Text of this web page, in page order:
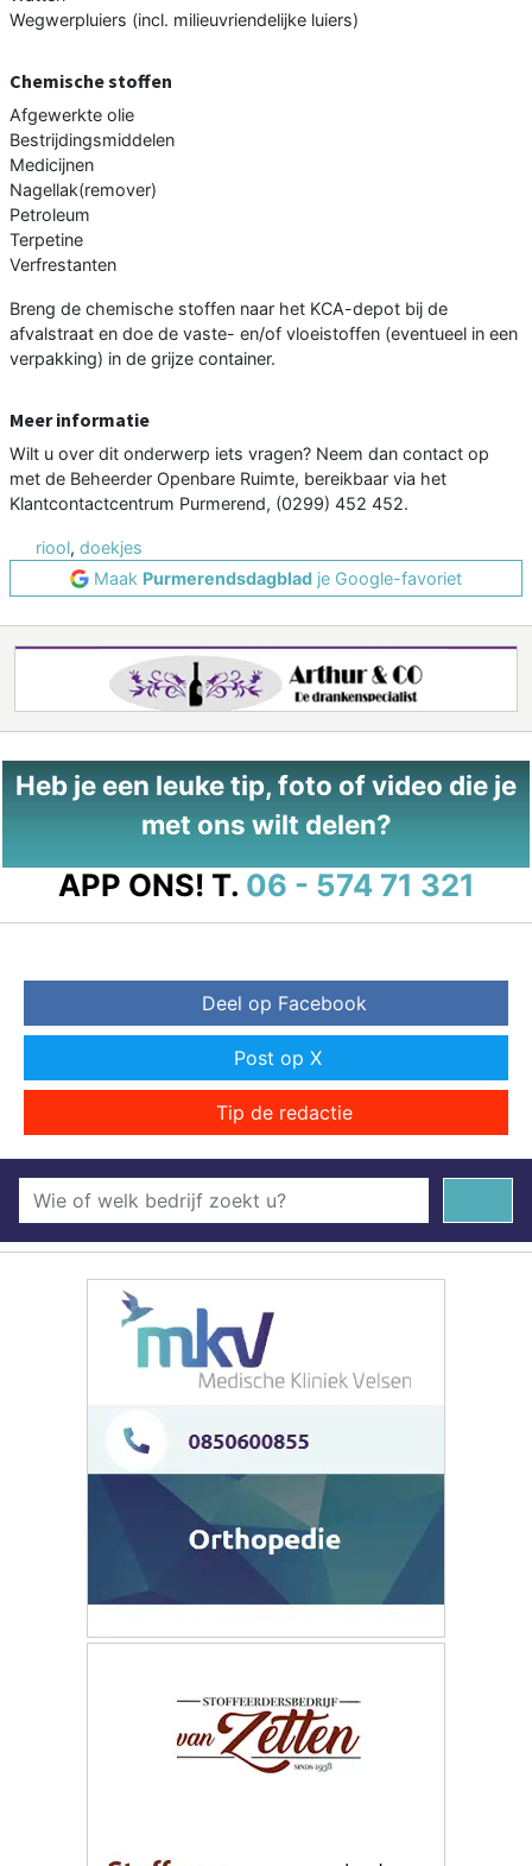
Wegwerpluiers (incl. milieuvriendelijke luiers)
Chemische stoffen
Afgewerkte olie
Bestrijdingsmiddelen
Medicijnen
Nagellak(remover)
Petroleum
Terpetine
Verfrestanten
Breng de chemische stoffen naar het KCA-depot bij de
afvalstraat en doe de vaste- en/of vloeistoffen (eventueel in een
verpakking) in de grijze container.
Meer informatie
Wilt u over dit onderwerp iets vragen? Neem dan contact op
met de Beheerder Openbare Ruimte, bereikbaar via het
Klantcontactcentrum Purmerend, (0299) 452 452.
riool, doekjes
Maak Purmerendsdagblad je Google-favoriet
Heb je een leuke tip, foto of video die je
met ons wilt delen?
APP ONS! T. 06 - 574 71 321
Deel op Facebook
Post op X
Tip de redactie